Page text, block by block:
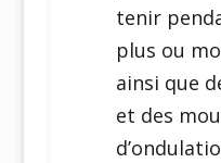
tenir
plus ou
ainsi que
et des